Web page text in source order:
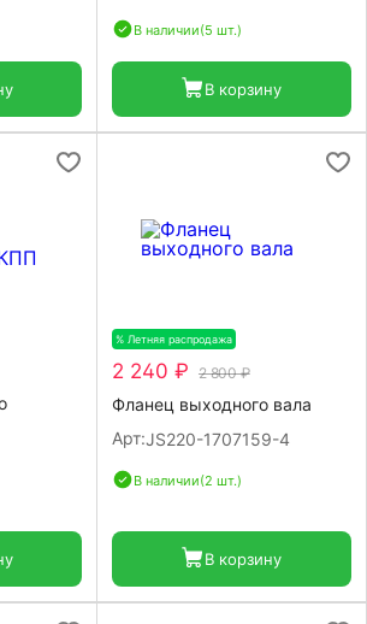
В наличии(5 шт.)
В корзину
% Летняя распродажа
2 240 ₽ 2 800 ₽
Фланец выходного вала
Арт:JS220-1707159-4
В наличии(2 шт.)
В корзину